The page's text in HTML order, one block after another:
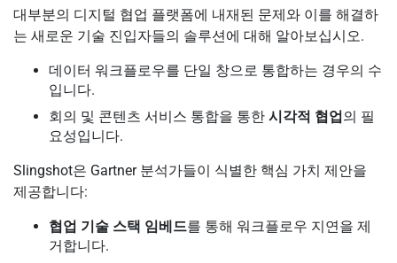
대부분의 디지털 협업 플랫폼에 내재된 문제와 이를 해결하
는 새로운 기술 진입자들의 솔루션에 대해 알아보십시오.
데이터 워크플로우를 단일 창으로 통합하는 경우의 수
입니다.
회의 및 콘텐츠 서비스 통합을 통한 시각적 협업의 필
요성입니다.
Slingshot은 Gartner 분석가들이 식별한 핵심 가치 제안을
제공합니다:
협업 기술 스택 임베드를 통해 워크플로우 지연을 제
거합니다.